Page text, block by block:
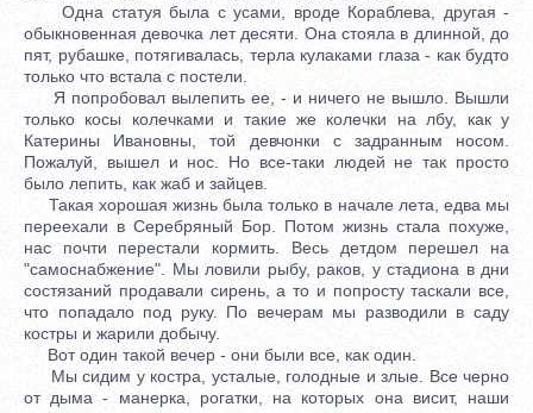
Одна статуя была с усами, вроде Кораблева, другая -
обыкновенная девочка лет десяти. Она стояла в длинной, до
пят, рубашке, потягивалась, терла кулаками глаза - как будто
только что встала с постели.
Я попробовал вылепить ее, - и ничего не вышло. Вышли
только косы колечками и такие же колечки на лбу, как у
Катерины Ивановны, той девчонки с задранным носом.
Пожалуй, вышел и нос. Но все-таки людей не так просто
было лепить, как жаб и зайцев.
Такая хорошая жизнь была только в начале лета, едва мы
переехали в Серебряный Бор. Потом жизнь стала похуже,
нас почти перестали кормить. Весь детдом перешел на
"самоснабжение". Мы ловили рыбу, раков, у стадиона в дни
состязаний продавали сирень, а то и попросту таскали все,
что попадало под руку. По вечерам мы разводили в саду
костры и жарили добычу.
Вот один такой вечер - они были все, как один.
Мы сидим у костра, усталые, голодные и злые. Все черно
от дыма - манерка, рогатки, на которых она висит, наши